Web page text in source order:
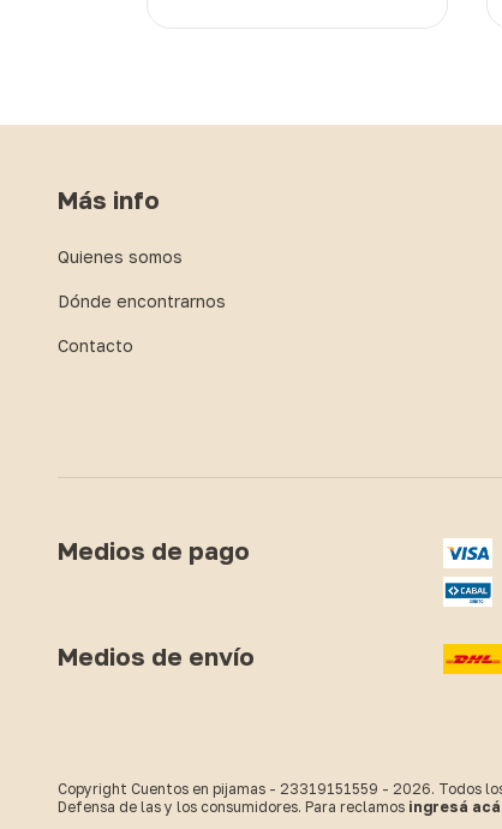
Más info
Quienes somos
Dónde encontrarnos
Contacto
Medios de pago
Medios de envío
Copyright Cuentos en pijamas - 23319151559 - 2026. Todos
Defensa de las y los consumidores. Para reclamos ingresá